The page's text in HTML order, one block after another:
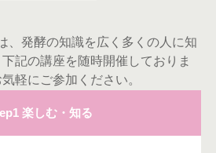
、発酵の知識を広く多くの人に知
記の講座を随時開催しておりま
軽にご参加ください。
楽しむ・知る